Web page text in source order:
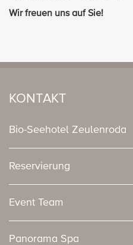
Wir freuen uns auf Sie!
KONTAKT
Bio-Seehotel Zeulenroda
Reservierung
Event Team
Panorama Spa